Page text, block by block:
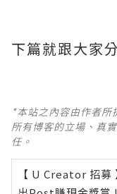
下篇就跟大家
*本站之內容由作者
所有博客的立場、真
任。
【 U Creator 招募